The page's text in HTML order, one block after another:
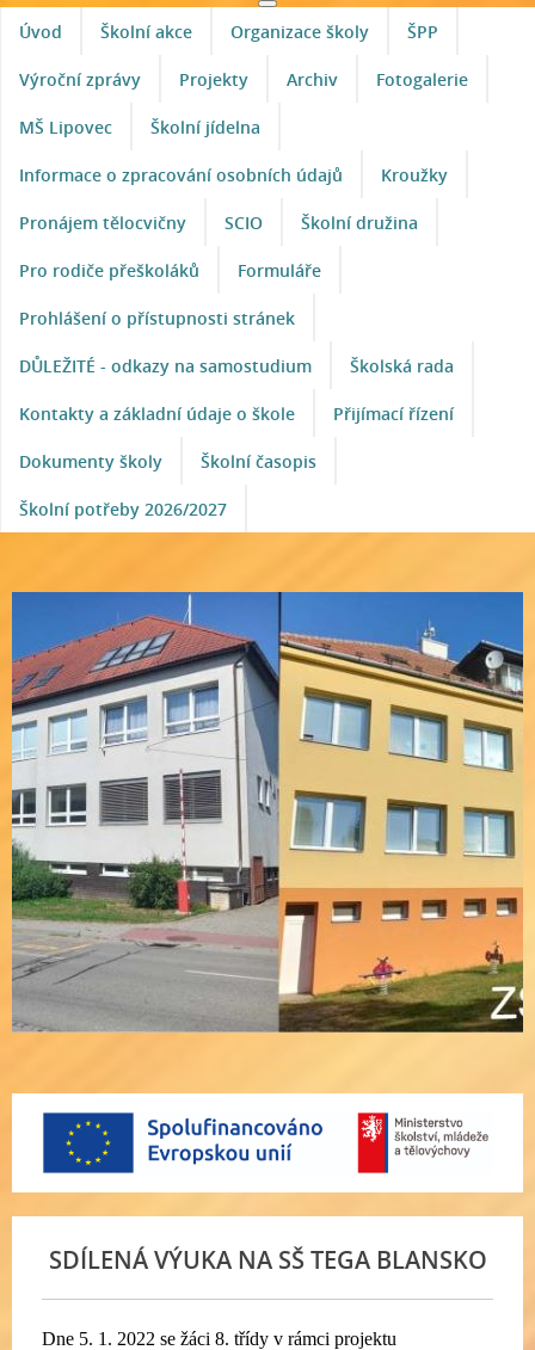
Úvod Školní akce Organizace školy ŠPP
Výroční zprávy Projekty Archiv Fotogalerie
MŠ Lipovec Školní jídelna
Informace o zpracování osobních údajů Kroužky
Pronájem tělocvičny SCIO Školní družina
Pro rodiče přeškoláků Formuláře
Prohlášení o přístupnosti stránek
DŮLEŽITÉ - odkazy na samostudium Školská rada
Kontakty a základní údaje o škole Přijímací řízení
Dokumenty školy Školní časopis
Školní potřeby 2026/2027
SDÍLENÁ VÝUKA NA SŠ TEGA BLANSKO
Dne 5. 1. 2022 se žáci 8. třídy v rámci projektu